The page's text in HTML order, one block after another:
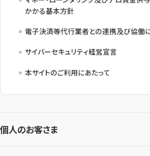
かかる基本方針
電子決済等代行業者との連携及び協働
サイバーセキュリティ経営宣言
本サイトのご利用にあたって
個人のお客さま